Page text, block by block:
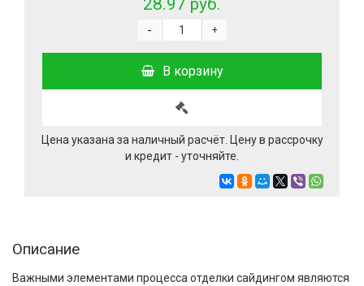
28.97 руб.
+
-
В корзину
Цена указана за наличный расчёт. Цену в рассрочку
и кредит - уточняйте.
Описание
Важными элементами процесса отделки сайдингом являются